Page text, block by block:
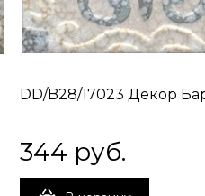
DD/B28/17023 Декор
344 руб.